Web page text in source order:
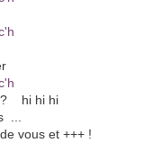
? hi hi hi
...
vous et +++ !